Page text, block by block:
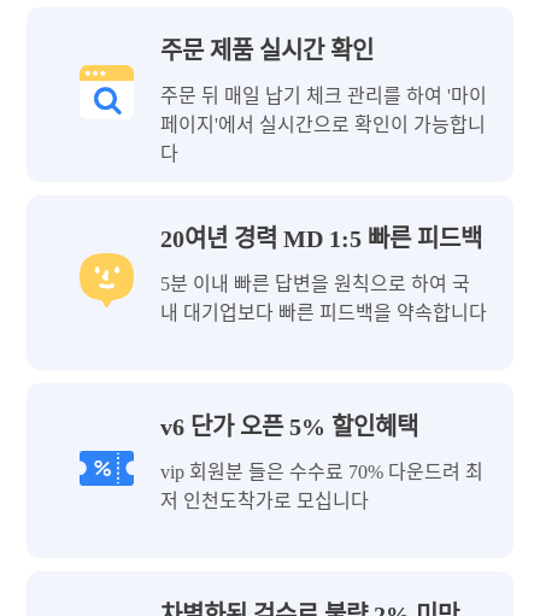
주문 제품 실시간 확인
주문 뒤 매일 납기 체크 관리를 하여 '마이
페이지'에서 실시간으로 확인이 가능합니
다
20여년 경력 MD 1:5 빠른 피드백
5분 이내 빠른 답변을 원칙으로 하여 국
내 대기업보다 빠른 피드백을 약속합니다
v6 단가 오픈 5% 할인혜택
vip 회원분 들은 수수료 70% 다운드려 최
저 인천도착가로 모십니다